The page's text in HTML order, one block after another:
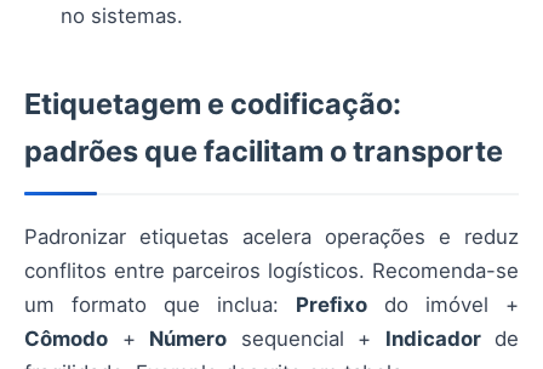
no sistemas.
Etiquetagem e codificação:
padrões que facilitam o transporte
Padronizar etiquetas acelera operações e reduz
conflitos entre parceiros logísticos. Recomenda-se
um formato que inclua: Prefixo do imóvel +
Cômodo + Número sequencial + Indicadorde